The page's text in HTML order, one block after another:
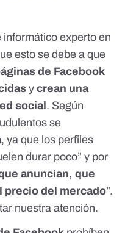
experto en
esto se debe a que
de Facebook
y crean una
social. Según
se
, ya que los perfiles
durar poco” y por
anuncian, que
precio del mercado”.
nuestra atención.